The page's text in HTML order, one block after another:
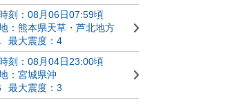
刻：08月06日07:59頃
：熊本県天草・芦北地方
最大震度：4
刻：08月04日23:00頃
：宮城県沖
最大震度：3